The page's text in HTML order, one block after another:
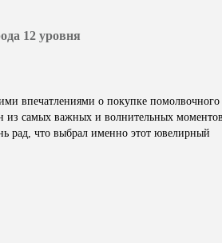
12 уровня
впечатлениями о покупке помолвочного
из самых важных и волнительных
рад, что выбрал именно этот ювелирный